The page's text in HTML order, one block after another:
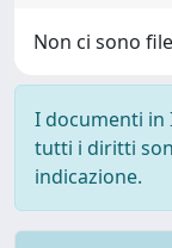
Non ci sono
I documenti in
tutti i diritti
indicazione.